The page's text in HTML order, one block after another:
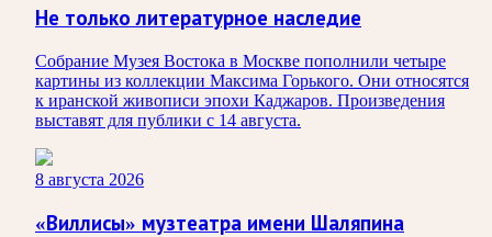
Не только литературное наследие
Собрание Музея Востока в Москве пополнили четыре
картины из коллекции Максима Горького. Они относятся
к иранской живописи эпохи Каджаров. Произведения
выставят для публики с 14 августа.
8 августа 2026
«Виллисы» музтеатра имени Шаляпина